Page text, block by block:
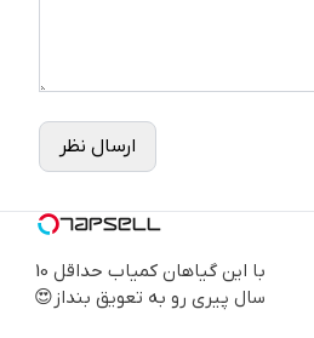
ارسال نظر
با این گیاهان کمیاب حداقل 10
سال پیری رو به تعویق بنداز😍